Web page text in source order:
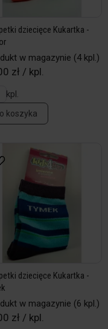
dziecięce Kukartka -
w magazynie (4 kpl.)
zł / kpl.
kpl.
koszyka
dziecięce Kukartka -
w magazynie (6 kpl.)
zł / kpl.